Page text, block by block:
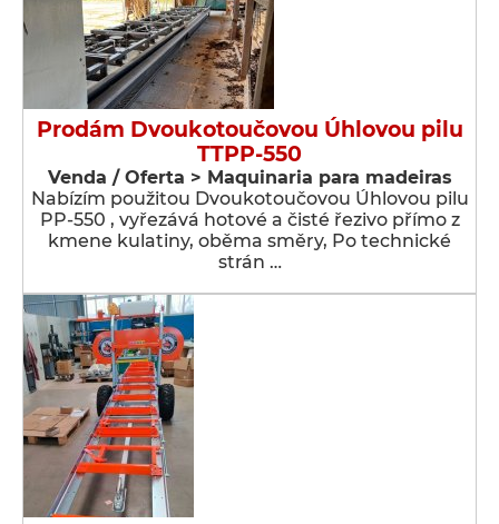
Prodám Dvoukotoučovou Úhlovou pilu
TTPP-550
Venda / Oferta > Maquinaria para madeiras
Nabízím použitou Dvoukotoučovou Úhlovou pilu
PP-550 , vyřezává hotové a čisté řezivo přímo z
kmene kulatiny, oběma směry, Po technické
strán …